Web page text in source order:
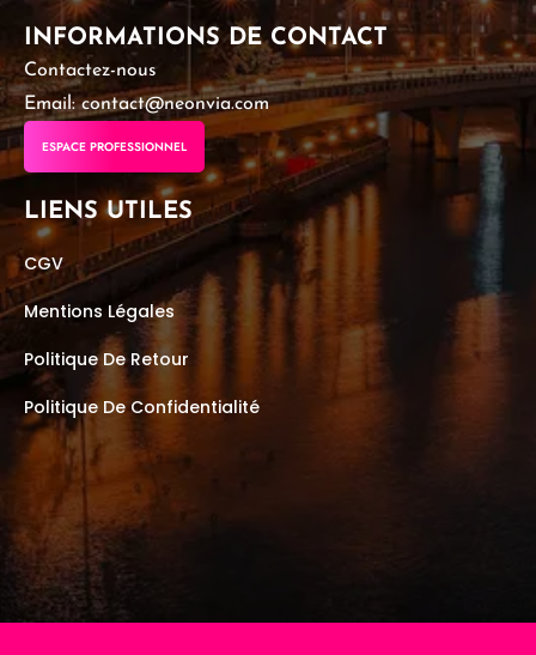
INFORMATIONS DE CONTACT
Contactez-nous
Email: contact@neonvia.com
ESPACE PROFESSIONNEL
LIENS UTILES
CGV
Mentions Légales
Politique De Retour
Politique De Confidentialité